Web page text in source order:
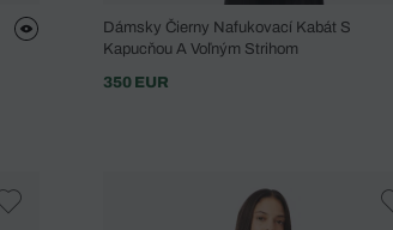
Dámsky Čierny Nafukovací Kabát S
Kapucňou A Voľným Strihom
350 EUR